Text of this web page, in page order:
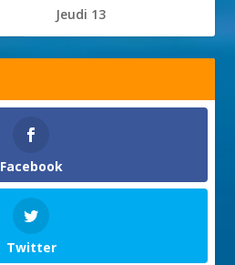
Jeudi 13
Facebook
Twitter